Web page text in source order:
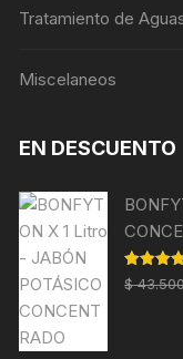
Tratamiento de
Miscelaneos
EN DESCUENTO
Valorado
con 4.00
$